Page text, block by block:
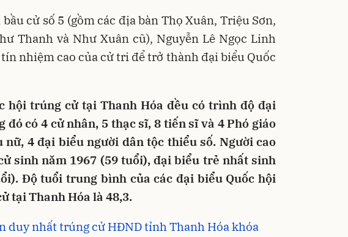
cử số 5 (gồm các địa bàn Thọ Xuân, Triệu Sơn,
Thanh và Như Xuân cũ), Nguyễn Lê Ngọc Linh
nhiệm cao của cử tri để trở thành đại biểu Quốc
hội trúng cử tại Thanh Hóa đều có trình độ đại
đó có 4 cử nhân, 5 thạc sĩ, 8 tiến sĩ và 4 Phó giáo
nữ, 4 đại biểu người dân tộc thiểu số. Người cao
sinh năm 1967 (59 tuổi), đại biểu trẻ nhất sinh
Độ tuổi trung bình của các đại biểu Quốc hội
tại Thanh Hóa là 48,3.
duy nhất trúng cử HĐND tỉnh Thanh Hóa khóa